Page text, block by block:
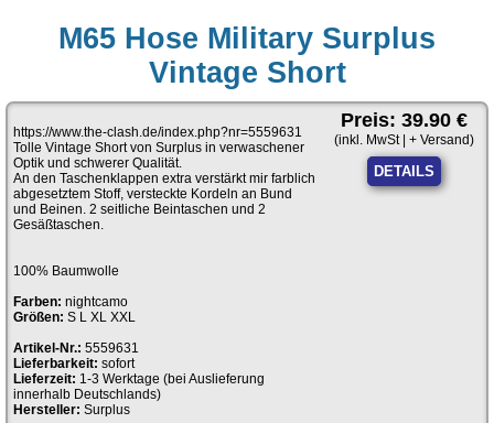
M65 Hose Military Surplus
Vintage Short
https://www.the-clash.de/index.php?nr=5559631
Tolle Vintage Short von Surplus in verwaschener
Optik und schwerer Qualität.
An den Taschenklappen extra verstärkt mir farblich
abgesetztem Stoff, versteckte Kordeln an Bund
und Beinen. 2 seitliche Beintaschen und 2
Gesäßtaschen.
100% Baumwolle
Farben: nightcamo
Größen: S L XL XXL
Artikel-Nr.: 5559631
Lieferbarkeit: sofort
Lieferzeit: 1-3 Werktage (bei Auslieferung
innerhalb Deutschlands)
Hersteller: Surplus
Preis: 39.90 €
(inkl. MwSt | + Versand)
DETAILS